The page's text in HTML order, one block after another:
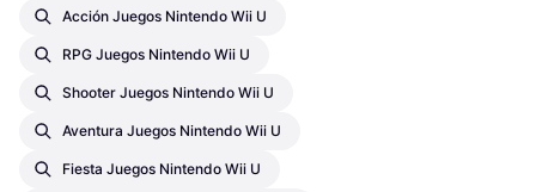
Acción Juegos Nintendo Wii U
RPG Juegos Nintendo Wii U
Shooter Juegos Nintendo Wii U
Aventura Juegos Nintendo Wii U
Fiesta Juegos Nintendo Wii U